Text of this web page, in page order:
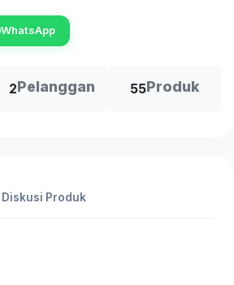
WhatsApp
2Pelanggan 55Produk
Diskusi Produk